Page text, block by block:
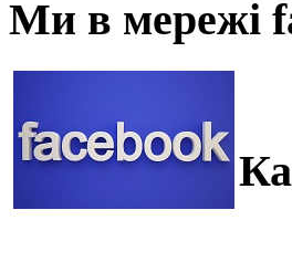
Ми в мережі